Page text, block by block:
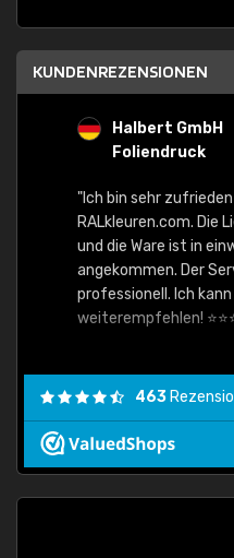
KUNDENREZENSIONEN
Halbert GmbH
Foliendruck
"Ich bin sehr
RALkleuren.com. Die
und die Ware ist in
angekommen. Der
professionell. Ich kann
weiterempfehlen!
463